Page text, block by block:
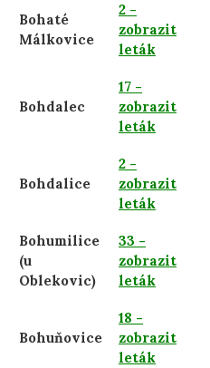
Bohaté
Málkovice
2 -
zobrazit
leták
Bohdalec
17 -
zobrazit
leták
Bohdalice
2 -
zobrazit
leták
Bohumilice
(u
Oblekovic)
33 -
zobrazit
leták
Bohuňovice
18 -
zobrazit
leták